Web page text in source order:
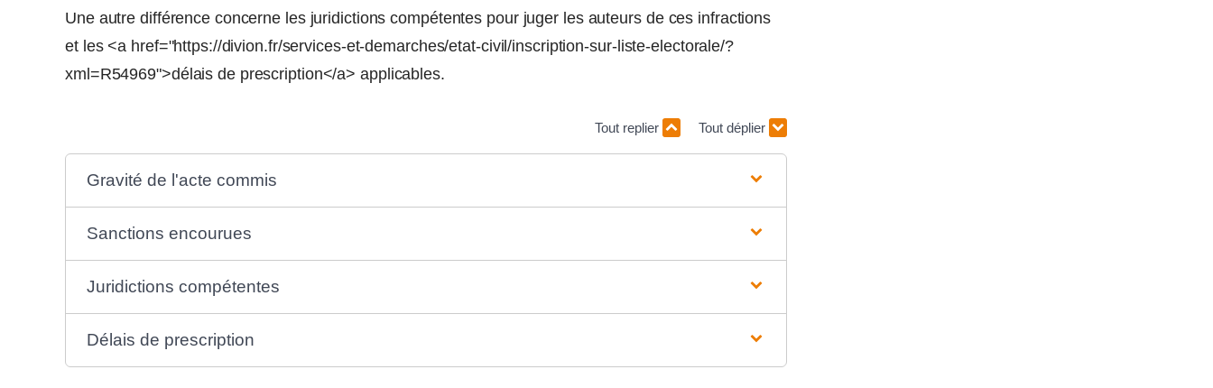
Une autre différence concerne les juridictions compétentes pour juger les auteurs de ces infractions
et les <a href="https://divion.fr/services-et-demarches/etat-civil/inscription-sur-liste-electorale/?
xml=R54969">délais de prescription</a> applicables.
Tout replier Tout déplier
Gravité de l'acte commis
Sanctions encourues
Juridictions compétentes
Délais de prescription